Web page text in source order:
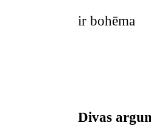
ir bohēma
Divas